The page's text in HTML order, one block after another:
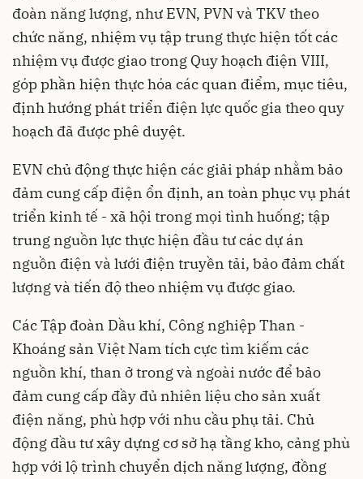
đoàn năng lượng, như EVN, PVN và TKV theo
chức năng, nhiệm vụ tập trung thực hiện tốt các
nhiệm vụ được giao trong Quy hoạch điện VIII,
góp phần hiện thực hóa các quan điểm, mục tiêu,
định hướng phát triển điện lực quốc gia theo quy
hoạch đã được phê duyệt.
EVN chủ động thực hiện các giải pháp nhằm bảo
đảm cung cấp điện ổn định, an toàn phục vụ phát
triển kinh tế - xã hội trong mọi tình huống; tập
trung nguồn lực thực hiện đầu tư các dự án
nguồn điện và lưới điện truyền tải, bảo đảm chất
lượng và tiến độ theo nhiệm vụ được giao.
Các Tập đoàn Dầu khí, Công nghiệp Than -
Khoáng sản Việt Nam tích cực tìm kiếm các
nguồn khí, than ở trong và ngoài nước để bảo
đảm cung cấp đầy đủ nhiên liệu cho sản xuất
điện năng, phù hợp với nhu cầu phụ tải. Chủ
động đầu tư xây dựng cơ sở hạ tầng kho, cảng phù
hợp với lộ trình chuyển dịch năng lượng, đồng